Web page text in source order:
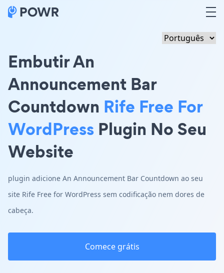
Embutir An
Announcement Bar
Countdown Rife Free For
WordPress Plugin No Seu
Website
plugin adicione An Announcement Bar Countdown ao seu
site Rife Free for WordPress sem codificação nem dores de
cabeça.
Comece grátis